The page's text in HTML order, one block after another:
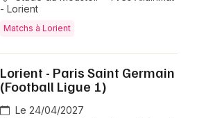
- Lorient
Matchs à Lorient
Lorient - Paris Saint Germain
(Football Ligue 1)
Le 24/04/2027